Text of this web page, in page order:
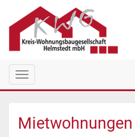
Toggle
navigation
Mietwohnungen